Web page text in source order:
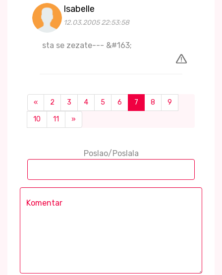
Isabelle
12.03.2005 22:53:58
sta se zezate--- &#163;
« 2 3 4 5 6 7 8
9
10
11 »
Poslao/Poslala